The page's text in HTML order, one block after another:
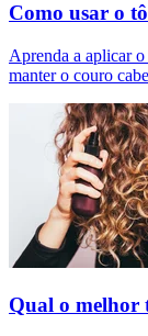
Como usar o
Aprenda a aplicar
manter o couro
Qual o melhor